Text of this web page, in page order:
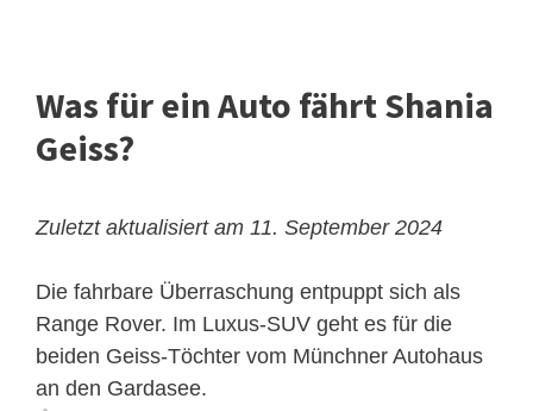
Was für ein Auto fährt Shania
Geiss?
Zuletzt aktualisiert am 11. September 2024
Die fahrbare Überraschung entpuppt sich als
Range Rover. Im Luxus-SUV geht es für die
beiden Geiss-Töchter vom Münchner Autohaus
an den Gardasee.